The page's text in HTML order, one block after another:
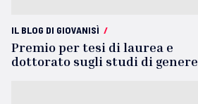
IL BLOG DI GIOVANISÌ /
Premio per tesi di laurea e
dottorato sugli studi di genere